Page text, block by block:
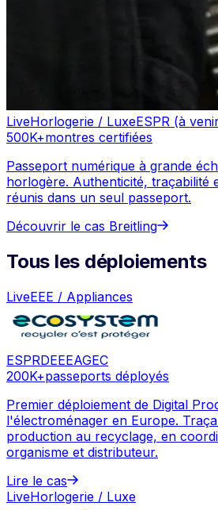
LiveHorlogerie / LuxeESPR (à
500K+montres certifiées
Passeport numérique à grande
horlogère. Authenticité, traçabilité
réunis dans un seul passeport.
Découvrir le cas Breitling
Tous les déploiements
LiveEEE / Appliances
ESPRDEEEAGEC
200K+passeports déployés
Premier déploiement de Digital
l'électroménager en Europe.
production au recyclage, en
organisme et distributeur.
Lire le cas
LiveHorlogerie / Luxe